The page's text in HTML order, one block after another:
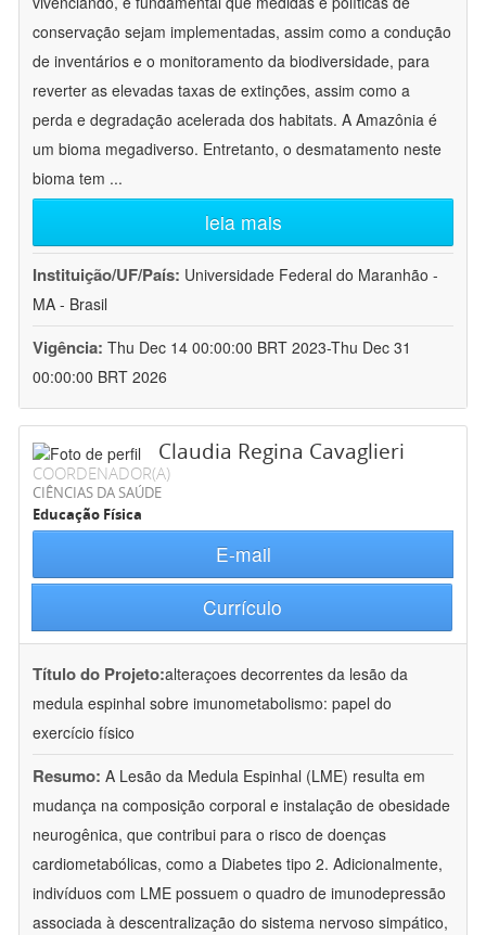
conservação sejam implementadas, assim como a condução
de inventários e o monitoramento da biodiversidade, para
reverter as elevadas taxas de extinções, assim como a
perda e degradação acelerada dos habitats. A Amazônia é
um bioma megadiverso. Entretanto, o desmatamento neste
bioma tem ...
leia mais
Instituição/UF/País: Universidade Federal do Maranhão -
MA - Brasil
Vigência: Thu Dec 14 00:00:00 BRT 2023-Thu Dec 31
00:00:00 BRT 2026
Claudia Regina Cavaglieri
COORDENADOR(A)
CIÊNCIAS DA SAÚDE
Educação Física
E-mail
Currículo
Título do Projeto:alteraçoes decorrentes da lesão da
medula espinhal sobre imunometabolismo: papel do
exercício físico
Resumo: A Lesão da Medula Espinhal (LME) resulta em
mudança na composição corporal e instalação de obesidade
neurogênica, que contribui para o risco de doenças
cardiometabólicas, como a Diabetes tipo 2. Adicionalmente,
indivíduos com LME possuem o quadro de imunodepressão
associada à descentralização do sistema nervoso simpático,